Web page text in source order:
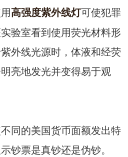
高强度紫外线灯可使犯罪
验室看到使用荧光材料形
外线光源时，体液和经荧
亮地发光并变得易于观
同的美国货币面额发出特
钞票是真钞还是伪钞。